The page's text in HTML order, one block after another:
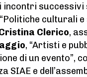
incontri successivi
culturali e
Clerico,
, “Artisti e
di un evento”,
SIAE e